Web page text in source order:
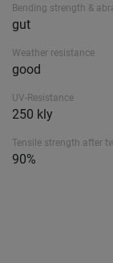
Bending strength &
gut
Weather resistance
good
UV-Resistance
250 kly
Tensile strength after
90%